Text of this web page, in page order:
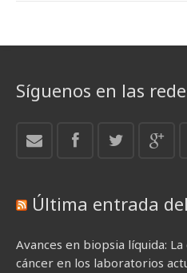
Síguenos en las
Última entrada
Avances en biopsia líquida:
cáncer en los laboratorios